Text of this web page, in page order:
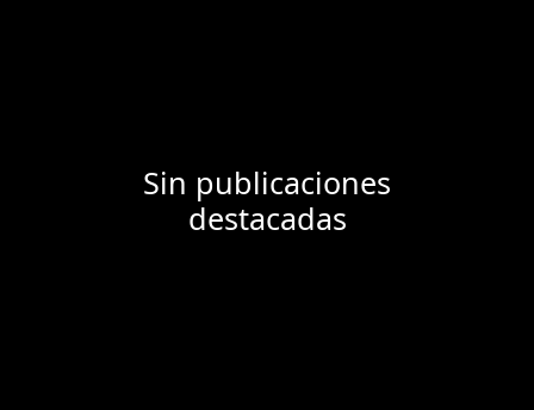
Sin publicaciones
destacadas